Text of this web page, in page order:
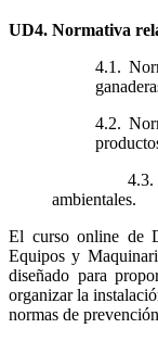
UD4. Normativa
4.1.
4.2.
4.3.
ambientales.
El curso online de
Equipos y
diseñado para
organizar la
normas de